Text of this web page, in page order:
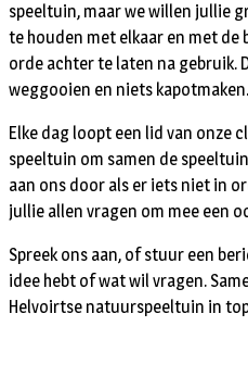
speeltuin, maar we willen jullie
te houden met elkaar en met de
orde achter te laten na gebruik.
weggooien en niets kapotmaken.
Elke dag loopt een lid van onze
speeltuin om samen de
aan ons door als er iets niet in
jullie allen vragen om mee een
Spreek ons aan, of stuur een
idee hebt of wat wil vragen.
Helvoirtse natuurspeeltuin in